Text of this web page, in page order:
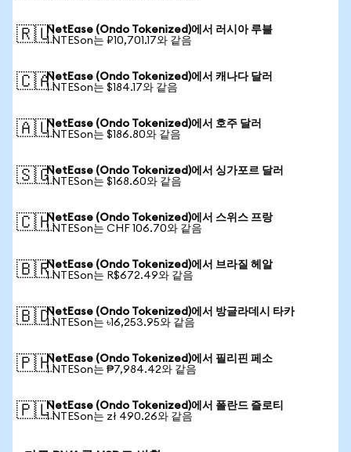
🇷🇺NetEase (Ondo Tokenized)에서 러시아 루블
1 NTESon는 ₽10,701.17와 같음
🇨🇦NetEase (Ondo Tokenized)에서 캐나다 달러
1 NTESon는 $184.17와 같음
🇦🇺NetEase (Ondo Tokenized)에서 호주 달러
1 NTESon는 $186.80와 같음
🇸🇬NetEase (Ondo Tokenized)에서 싱가포르 달러
1 NTESon는 $168.60와 같음
🇨🇭NetEase (Ondo Tokenized)에서 스위스 프랑
1 NTESon는 CHF 106.70와 같음
🇧🇷NetEase (Ondo Tokenized)에서 브라질 헤알
1 NTESon는 R$672.49와 같음
🇧🇩NetEase (Ondo Tokenized)에서 방글라데시 타카
1 NTESon는 ৳16,253.95와 같음
🇵🇭NetEase (Ondo Tokenized)에서 필리핀 페소
1 NTESon는 ₱7,984.42와 같음
🇵🇱NetEase (Ondo Tokenized)에서 폴란드 즐로티
1 NTESon는 zł 490.26와 같음